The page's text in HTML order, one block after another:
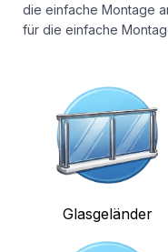
die einfache Montage
für die einfache
Glasgeländer